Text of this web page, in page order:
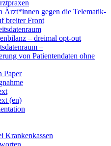
Ärzt*innen gegen die Telematik-
breiter Front
– dreimal opt-out
–
von Patientendaten ohne
Paper
(en)
Krankenkassen